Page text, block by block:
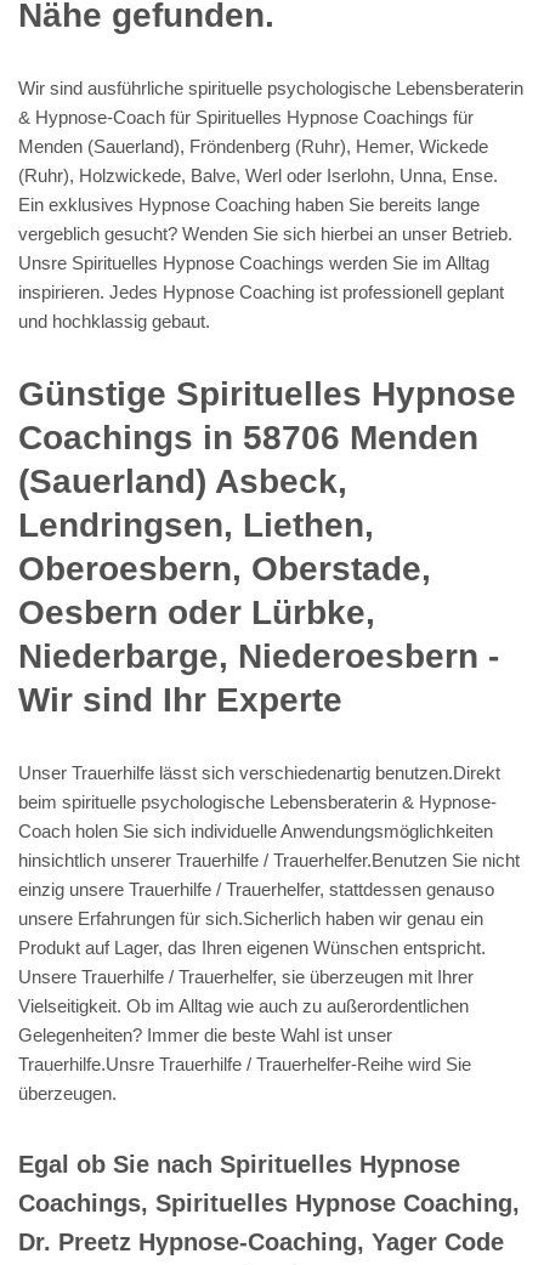
Nähe gefunden.
Wir sind ausführliche spirituelle psychologische Lebensberaterin
& Hypnose-Coach für Spirituelles Hypnose Coachings für
Menden (Sauerland), Fröndenberg (Ruhr), Hemer, Wickede
(Ruhr), Holzwickede, Balve, Werl oder Iserlohn, Unna, Ense.
Ein exklusives Hypnose Coaching haben Sie bereits lange
vergeblich gesucht? Wenden Sie sich hierbei an unser Betrieb.
Unsre Spirituelles Hypnose Coachings werden Sie im Alltag
inspirieren. Jedes Hypnose Coaching ist professionell geplant
und hochklassig gebaut.
Günstige Spirituelles Hypnose
Coachings in 58706 Menden
(Sauerland) Asbeck,
Lendringsen, Liethen,
Oberoesbern, Oberstade,
Oesbern oder Lürbke,
Niederbarge, Niederoesbern -
Wir sind Ihr Experte
Unser Trauerhilfe lässt sich verschiedenartig benutzen.Direkt
beim spirituelle psychologische Lebensberaterin & Hypnose-
Coach holen Sie sich individuelle Anwendungsmöglichkeiten
hinsichtlich unserer Trauerhilfe / Trauerhelfer.Benutzen Sie nicht
einzig unsere Trauerhilfe / Trauerhelfer, stattdessen genauso
unsere Erfahrungen für sich.Sicherlich haben wir genau ein
Produkt auf Lager, das Ihren eigenen Wünschen entspricht.
Unsere Trauerhilfe / Trauerhelfer, sie überzeugen mit Ihrer
Vielseitigkeit. Ob im Alltag wie auch zu außerordentlichen
Gelegenheiten? Immer die beste Wahl ist unser
Trauerhilfe.Unsre Trauerhilfe / Trauerhelfer-Reihe wird Sie
überzeugen.
Egal ob Sie nach Spirituelles Hypnose
Coachings, Spirituelles Hypnose Coaching,
Dr. Preetz Hypnose-Coaching, Yager Code